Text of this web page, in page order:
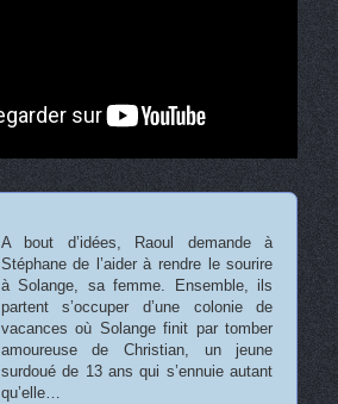
A bout d’idées, Raoul demande à
Stéphane de l’aider à rendre le sourire
à Solange, sa femme. Ensemble, ils
partent s’occuper d’une colonie de
vacances où Solange finit par tomber
amoureuse de Christian, un jeune
surdoué de 13 ans qui s’ennuie autant
qu’elle…